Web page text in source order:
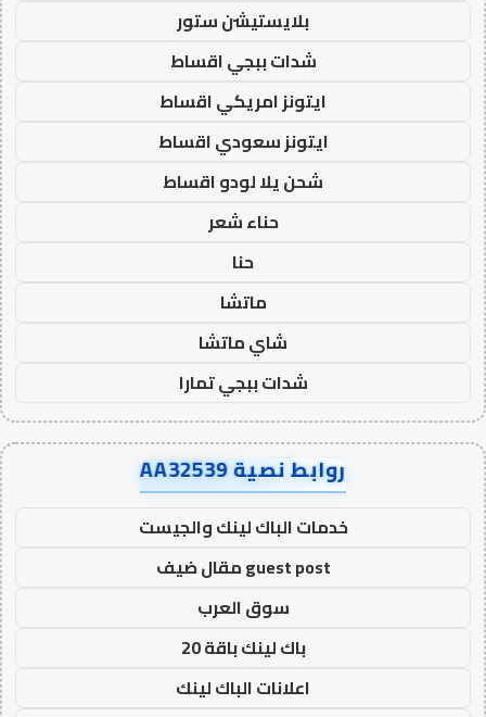
بلايستيشن ستور
شدات ببجي اقساط
ايتونز امريكي اقساط
ايتونز سعودي اقساط
شحن يلا لودو اقساط
حناء شعر
حنا
ماتشا
شاي ماتشا
شدات ببجي تمارا
روابط نصية AA32539
خدمات الباك لينك والجيست
guest post مقال ضيف
سوق العرب
باك لينك باقة 20
اعلانات الباك لينك